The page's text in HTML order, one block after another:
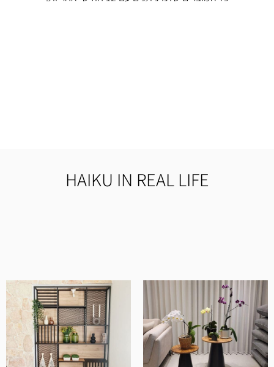
HAIKU IN REAL LIFE
מוצרים איכותיים ומוקפדים, שירות ויחס מדהים
ובסך הכל חנות ברמה אחרת.
אלעד שלף